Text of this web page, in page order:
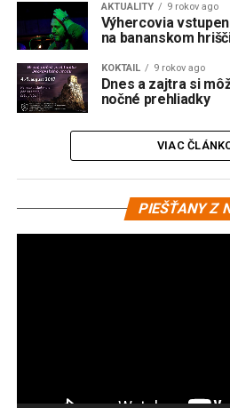
AKTUALITY 9 rokov ago
Výhercovia
na bananskom
KOKTAIL 9 rokov ago
Dnes a zajtra si
nočné prehliadky
VIAC
PIEŠŤANY Z